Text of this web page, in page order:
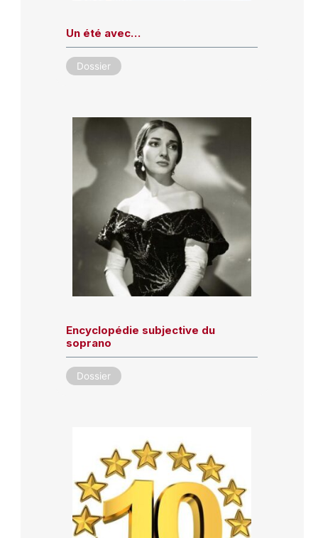
Un été avec…
Dossier
Encyclopédie subjective du
soprano
Dossier